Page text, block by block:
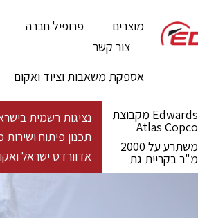
מוצרים פרופיל חברה
צור קשר
אספקת משאבות וציוד ואקום
Edwards מקבוצת
Atlas Copco
משתרע על 2000
מ"ר בקריית גת
נציגות רשמית בישראל - מעל 100 שנות פעילות גלובלית לייצור פתרונות ואקום
תכנון פיתוח
אדוורדס ישראל